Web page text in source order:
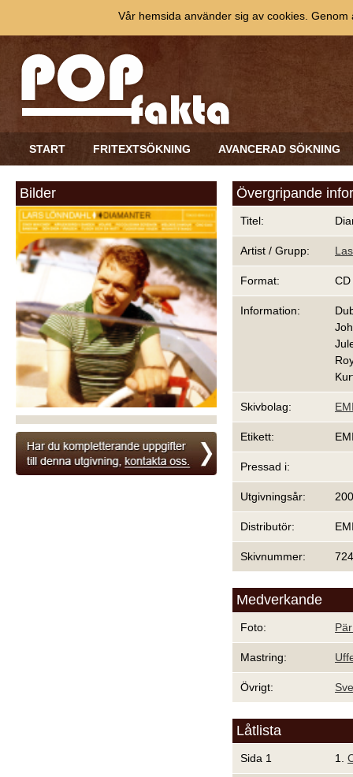
START FRITEXTSÖKNING AVANCERAD SÖKNING
Bilder Övergripande
Titel:
Artist / Grupp:
Format: CD
Information:
Skivbolag:
Etikett:
Pressad i:
Utgivningsår:
Distributör:
Skivnummer:
Medverkande
Foto:
Mastring:
Övrigt:
Låtlista
Sida 1 1.
Vår hemsida använder sig av cookies.